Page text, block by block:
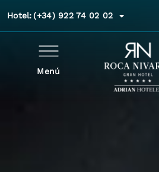
Hotel: (+34) 922 74 02 02
Menú